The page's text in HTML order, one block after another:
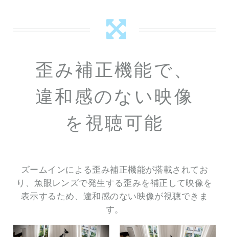
歪み補正機能で、
違和感のない映像
を視聴可能
ズームインによる歪み補正機能が搭載されてお
り、魚眼レンズで発生する歪みを補正して映像を
表示するため、違和感のない映像が視聴できま
す。